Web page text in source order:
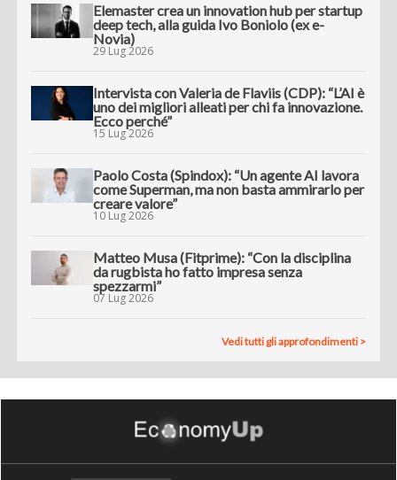
Elemaster crea un innovation hub per startup
deep tech, alla guida Ivo Boniolo (ex e-
Novia)
29 Lug 2026
Intervista con Valeria de Flaviis (CDP): “L’AI è
uno dei migliori alleati per chi fa innovazione.
Ecco perché”
15 Lug 2026
Paolo Costa (Spindox): “Un agente AI lavora
come Superman, ma non basta ammirarlo per
creare valore”
10 Lug 2026
Matteo Musa (Fitprime): “Con la disciplina
da rugbista ho fatto impresa senza
spezzarmi”
07 Lug 2026
Vedi tutti gli approfondimenti >